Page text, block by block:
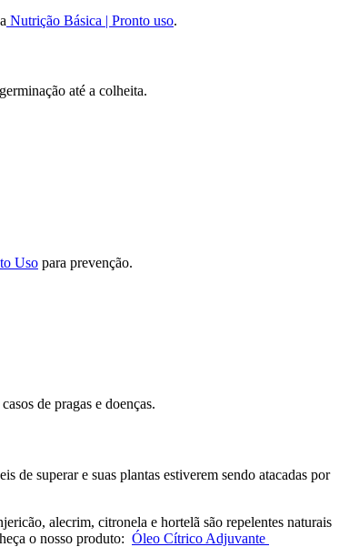
Nutrição Básica | Pronto uso.
até a colheita.
Uso para prevenção.
de pragas e doenças.
de superar e suas plantas estiverem sendo atacadas por
alecrim, citronela e hortelã são repelentes naturais
o nosso produto: Óleo Cítrico Adjuvante